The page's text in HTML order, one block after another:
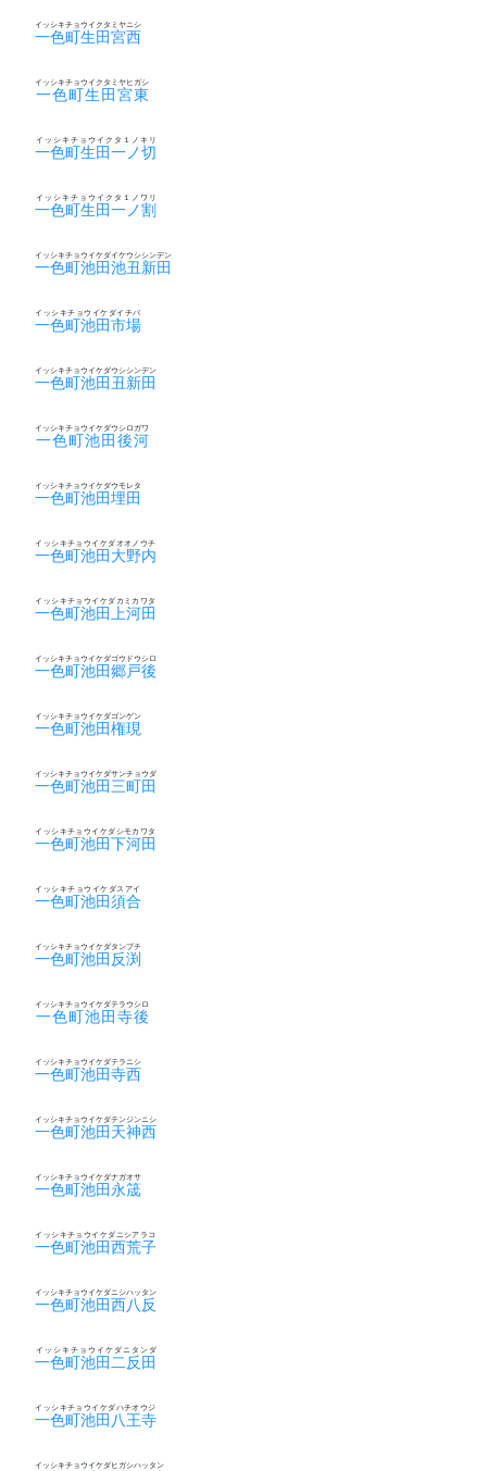
一色町生田宮西
イッシキチョウイクタミヤニシ
一色町生田宮東
イッシキチョウイクタミヤヒガシ
一色町生田一ノ切
イッシキチョウイクタ１ノキリ
一色町生田一ノ割
イッシキチョウイクタ１ノワリ
一色町池田池丑新田
イッシキチョウイケダイケウシシンデン
一色町池田市場
イッシキチョウイケダイチバ
一色町池田丑新田
イッシキチョウイケダウシシンデン
一色町池田後河
イッシキチョウイケダウシロガワ
一色町池田埋田
イッシキチョウイケダウモレタ
一色町池田大野内
イッシキチョウイケダオオノウチ
一色町池田上河田
イッシキチョウイケダカミカワタ
一色町池田郷戸後
イッシキチョウイケダゴウドウシロ
一色町池田権現
イッシキチョウイケダゴンゲン
一色町池田三町田
イッシキチョウイケダサンチョウダ
一色町池田下河田
イッシキチョウイケダシモカワタ
一色町池田須合
イッシキチョウイケダスアイ
一色町池田反渕
イッシキチョウイケダタンブチ
一色町池田寺後
イッシキチョウイケダテラウシロ
一色町池田寺西
イッシキチョウイケダテラニシ
一色町池田天神西
イッシキチョウイケダテンジンニシ
一色町池田永筬
イッシキチョウイケダナガオサ
一色町池田西荒子
イッシキチョウイケダニシアラコ
一色町池田西八反
イッシキチョウイケダニシハッタン
一色町池田二反田
イッシキチョウイケダニタンダ
一色町池田八王寺
イッシキチョウイケダハチオウジ
イッシキチョウイケダヒガシハッタン